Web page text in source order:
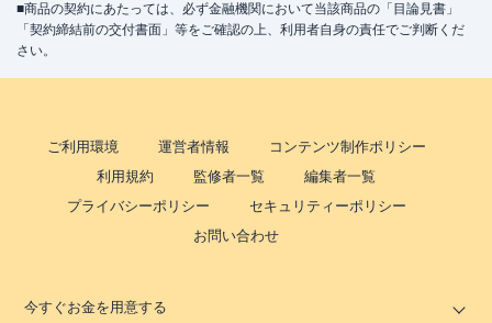
■商品の契約にあたっては、必ず金融機関において当該商品の「目論見書」
「契約締結前の交付書面」等をご確認の上、利用者自身の責任でご判断くだ
さい。
ご利用環境 運営者情報
コンテンツ制作ポリシー
利用規約
監修者一覧
編集者一覧
プライバシーポリシー
セキュリティーポリシー
お問い合わせ
今すぐお金を用意する